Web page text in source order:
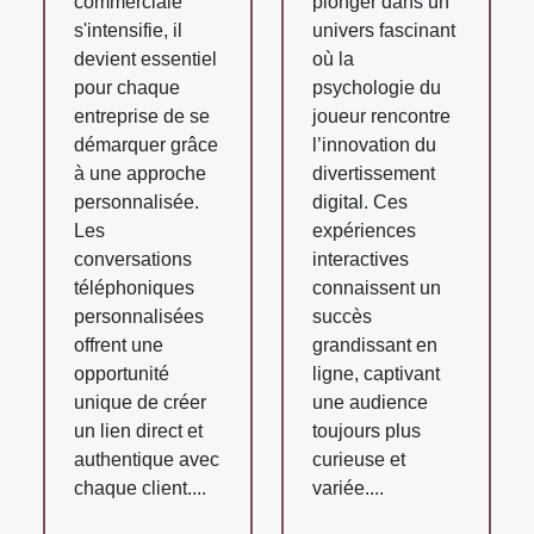
s'intensifie, il
devient essentiel
pour chaque
entreprise de se
démarquer grâce
à une approche
personnalisée.
Les
conversations
téléphoniques
personnalisées
offrent une
opportunité
unique de créer
un lien direct et
authentique avec
chaque client....
univers fascinant
où la
psychologie du
joueur rencontre
l’innovation du
divertissement
digital. Ces
expériences
interactives
connaissent un
succès
grandissant en
ligne, captivant
une audience
toujours plus
curieuse et
variée....